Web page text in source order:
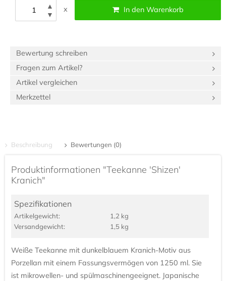
▲
▼
x In den Warenkorb
Bewertung schreiben
Fragen zum Artikel?
Artikel vergleichen
Merkzettel
Beschreibung Bewertungen (0)
Produktinformationen "Teekanne 'Shizen'
Kranich"
Spezifikationen
Artikel­gewicht:
1,2 kg
Versand­gewicht:
1,5 kg
Weiße Teekanne mit dunkelblauem Kranich-Motiv aus
Porzellan mit einem Fassungsvermögen von 1250 ml. Sie
ist mikrowellen- und spülmaschinengeeignet. Japanische